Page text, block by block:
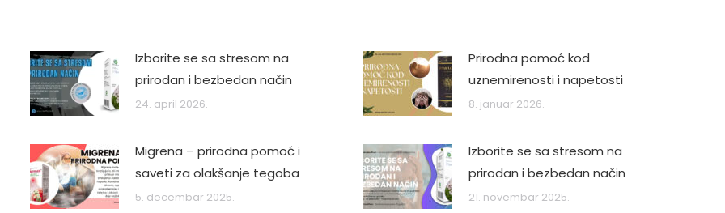
Izborite se sa stresom na
prirodan i bezbedan način
24. april 2026.
Prirodna pomoć kod
uznemirenosti i napetosti
8. januar 2026.
Migrena – prirodna pomoć i
saveti za olakšanje tegoba
5. decembar 2025.
Izborite se sa stresom na
prirodan i bezbedan način
21. novembar 2025.